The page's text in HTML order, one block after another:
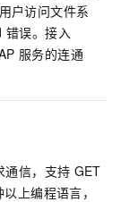
用户访问文件系
错误。接入
服务的连通
通信，支持 GET
上编程语言，